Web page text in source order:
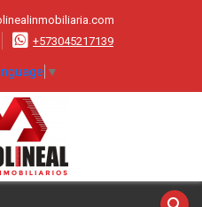
+573045217139
▼